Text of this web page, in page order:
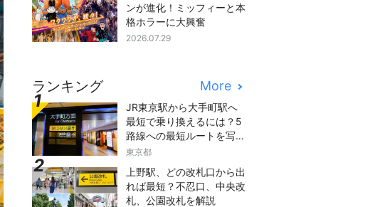
ンが進化！ミッフィーと本
格ホラーに大興奮
2026.07.29
ランキング More
JR東京駅から大手町駅へ
最短で乗り換えるには？5
路線への最短ルートを写真
つきでご紹介
東京都
上野駅、どの改札口から出
れば最短？不忍口、中央改
札、公園改札を解説